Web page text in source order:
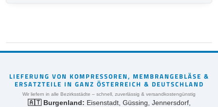
LIEFERUNG VON KOMPRESSOREN, MEMBRANGEBLÄSE &
ERSATZTEILE IN GANZ ÖSTERREICH & DEUTSCHLAND
Wir liefern in alle Bezirksstädte – schnell, zuverlässig & versandkostengünstig
🇦🇹 Burgenland: Eisenstadt, Güssing, Jennersdorf,